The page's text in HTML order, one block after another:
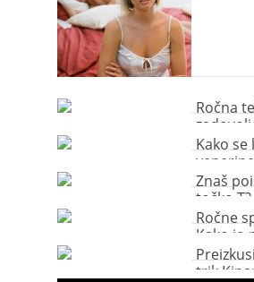
Ročna
kateri
užitka
Kako
Znaš
točko T?
Ročne
Kako jo
prsti?
trik